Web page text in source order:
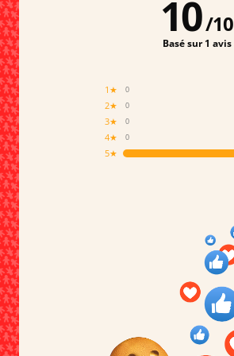
0
1★
0
2★
0
3★
0
4★
5★
10/10
Basé sur 1 avis